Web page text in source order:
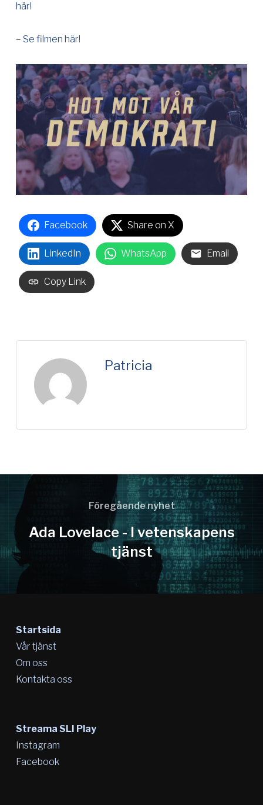
här!
– Se filmen här!
Facebook Share on X
LinkedIn WhatsApp Email
Copy Link
Patricia
Föregående nyhet
Ada Lovelace - I vetenskapens
tjänst
Startsida
Vår tjänst
Om oss
Kontakta oss
Streama SLI Play
Instagram
Facebook